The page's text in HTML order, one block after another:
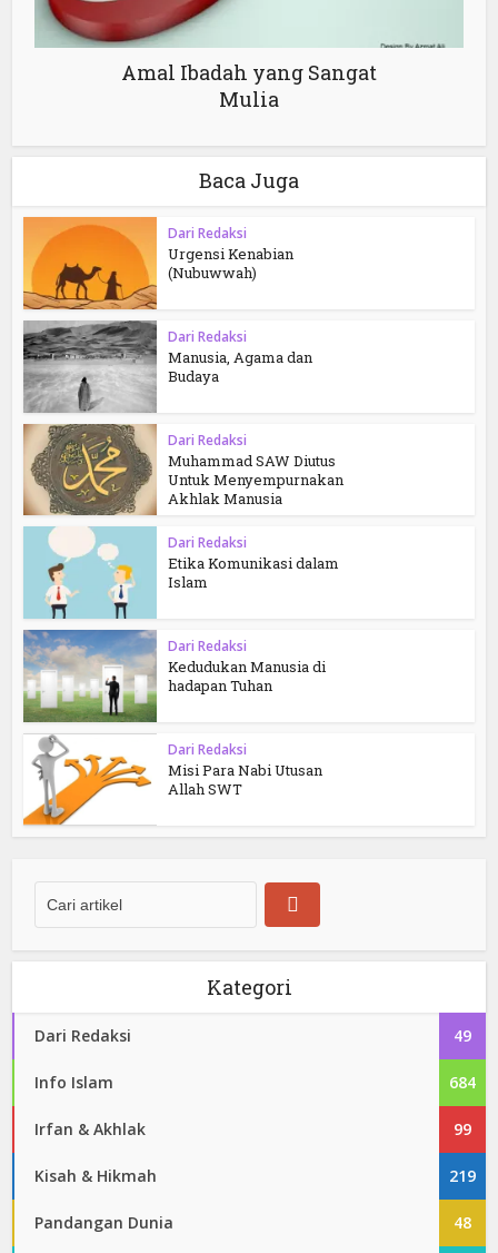
Amal Ibadah yang Sangat
Mulia
Baca Juga
Dari Redaksi
Urgensi Kenabian
(Nubuwwah)
Dari Redaksi
Manusia, Agama dan
Budaya
Dari Redaksi
Muhammad SAW Diutus
Untuk Menyempurnakan
Akhlak Manusia
Dari Redaksi
Etika Komunikasi dalam
Islam
Dari Redaksi
Kedudukan Manusia di
hadapan Tuhan
Dari Redaksi
Misi Para Nabi Utusan
Allah SWT
Kategori
Dari Redaksi 49
Info Islam 684
Irfan & Akhlak 99
Kisah & Hikmah 219
Pandangan Dunia 48